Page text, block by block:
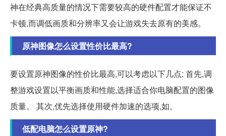
神在经典高质量的情况下需要较高的硬件配置才能保证不
卡顿,而调低画质和分辨率又会让游戏失去原有的美感。
原神图像怎么设置性价比最高?
要设置原神图像的性价比最高,可以考虑以下几点: 首先,调
整游戏设置以平衡画质和性能,选择适合你电脑配置的图像
质量。 其次,优先选择使用硬件加速的选项,如。
低配电脑怎么设置原神?